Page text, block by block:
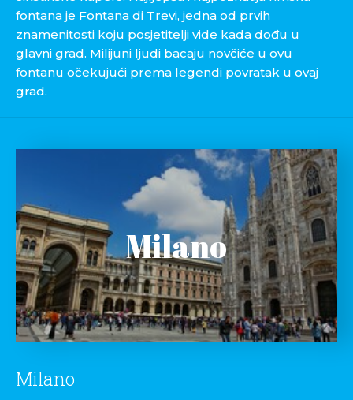
fontana je Fontana di Trevi, jedna od prvih
znamenitosti koju posjetitelji vide kada dođu u
glavni grad. Milijuni ljudi bacaju novčiće u ovu
fontanu očekujući prema legendi povratak u ovaj
grad.
Milano
Milano